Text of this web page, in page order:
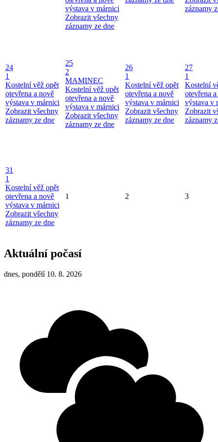
výstava v márnici
Zobrazit všechny
záznamy ze dne
záznamy
24
1
Kostelní věž opět
otevřena a nově
výstava v márnici
Zobrazit všechny
záznamy ze dne
25
2
MAMINEC
Kostelní věž opět
otevřena a nově
výstava v márnici
Zobrazit všechny
záznamy ze dne
26
1
Kostelní věž opět
otevřena a nově
výstava v márnici
Zobrazit všechny
záznamy ze dne
27
1
Kostelní
otevřena
výstava v
Zobrazit
záznamy
31
1
Kostelní věž opět
otevřena a nově
výstava v márnici
Zobrazit všechny
záznamy ze dne
1 2 3
Aktuální počasí
dnes, pondělí 10. 8. 2026